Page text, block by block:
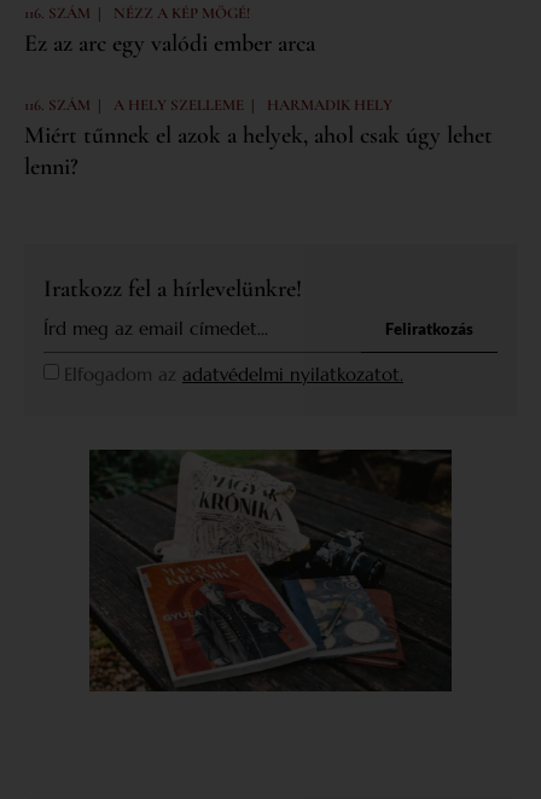
116. SZÁM | NÉZZ A KÉP MÖGÉ!
Ez az arc egy valódi ember arca
116. SZÁM | A HELY SZELLEME | HARMADIK HELY
Miért tűnnek el azok a helyek, ahol csak úgy lehet
lenni?
Iratkozz fel a hírlevelünkre!
Elfogadom az adatvédelmi nyilatkozatot.
Feliratkozás